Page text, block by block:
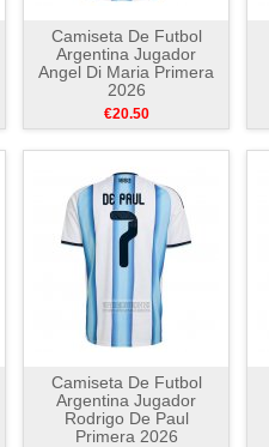
Camiseta De Futbol
Argentina Jugador
Angel Di Maria Primera
2026
€20.50
Camiseta De Futbol
Argentina Jugador
Rodrigo De Paul
Primera 2026